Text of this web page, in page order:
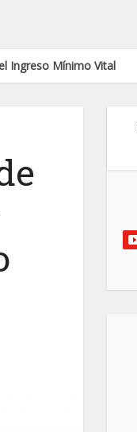
Ingreso Mínimo Vital